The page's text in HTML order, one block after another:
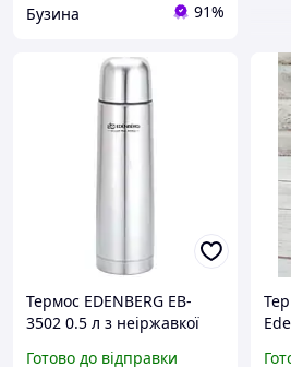
Бузина 91%
Термос EDENBERG EB-
3502 0.5 л з неіржавкої
Готово до відправки